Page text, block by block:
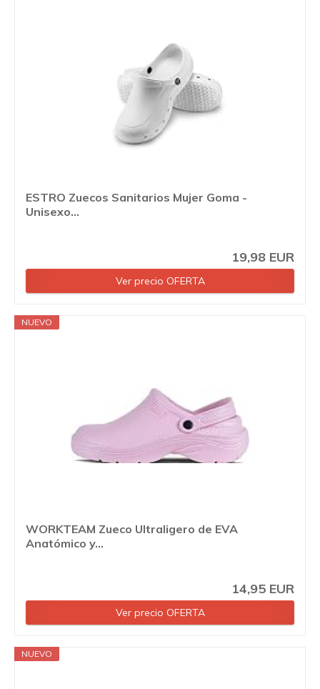
ESTRO Zuecos Sanitarios Mujer Goma -
Unisexo...
19,98 EUR
Ver precio OFERTA
NUEVO
WORKTEAM Zueco Ultraligero de EVA
Anatómico y...
14,95 EUR
Ver precio OFERTA
NUEVO